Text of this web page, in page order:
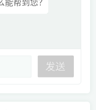
帮到您？